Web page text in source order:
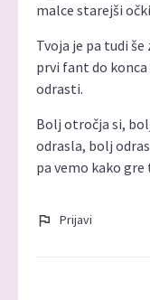
malce starejši
Tvoja je pa tudi
prvi fant do konca
odrasti.
Bolj otročja si,
odrasla, bolj
pa vemo kako
Prijavi